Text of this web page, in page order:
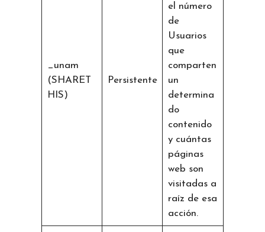
_unam
(SHARET
HIS)
Persistente
el número
de
Usuarios
que
comparten
un
determina
do
contenido
y cuántas
páginas
web son
visitadas a
raíz de esa
acción.